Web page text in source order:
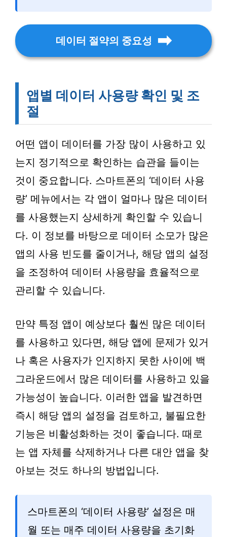
데이터 절약의 중요성
앱별 데이터 사용량 확인 및 조
절
어떤 앱이 데이터를 가장 많이 사용하고 있
는지 정기적으로 확인하는 습관을 들이는
것이 중요합니다. 스마트폰의 ‘데이터 사용
량’ 메뉴에서는 각 앱이 얼마나 많은 데이터
를 사용했는지 상세하게 확인할 수 있습니
다. 이 정보를 바탕으로 데이터 소모가 많은
앱의 사용 빈도를 줄이거나, 해당 앱의 설정
을 조정하여 데이터 사용량을 효율적으로
관리할 수 있습니다.
만약 특정 앱이 예상보다 훨씬 많은 데이터
를 사용하고 있다면, 해당 앱에 문제가 있거
나 혹은 사용자가 인지하지 못한 사이에 백
그라운드에서 많은 데이터를 사용하고 있을
가능성이 높습니다. 이러한 앱을 발견하면
즉시 해당 앱의 설정을 검토하고, 불필요한
기능은 비활성화하는 것이 좋습니다. 때로
는 앱 자체를 삭제하거나 다른 대안 앱을 찾
아보는 것도 하나의 방법입니다.
스마트폰의 ‘데이터 사용량’ 설정은 매
월 또는 매주 데이터 사용량을 초기화